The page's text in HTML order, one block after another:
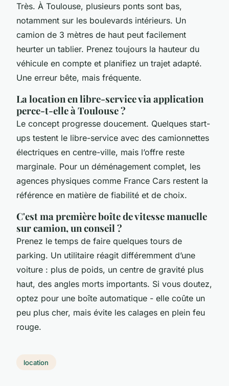
Très. À Toulouse, plusieurs ponts sont bas,
notamment sur les boulevards intérieurs. Un
camion de 3 mètres de haut peut facilement
heurter un tablier. Prenez toujours la hauteur du
véhicule en compte et planifiez un trajet adapté.
Une erreur bête, mais fréquente.
La location en libre-service via application
perce-t-elle à Toulouse ?
Le concept progresse doucement. Quelques start-
ups testent le libre-service avec des camionnettes
électriques en centre-ville, mais l’offre reste
marginale. Pour un déménagement complet, les
agences physiques comme France Cars restent la
référence en matière de fiabilité et de choix.
C'est ma première boîte de vitesse manuelle
sur camion, un conseil ?
Prenez le temps de faire quelques tours de
parking. Un utilitaire réagit différemment d’une
voiture : plus de poids, un centre de gravité plus
haut, des angles morts importants. Si vous doutez,
optez pour une boîte automatique - elle coûte un
peu plus cher, mais évite les calages en plein feu
rouge.
location